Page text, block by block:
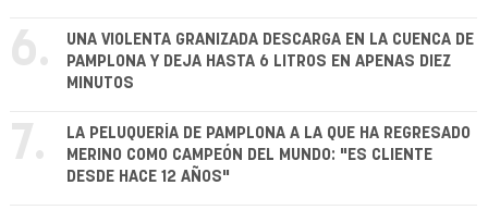
6.
UNA VIOLENTA GRANIZADA DESCARGA EN LA CUENCA DE
PAMPLONA Y DEJA HASTA 6 LITROS EN APENAS DIEZ
MINUTOS
7.
LA PELUQUERÍA DE PAMPLONA A LA QUE HA REGRESADO
MERINO COMO CAMPEÓN DEL MUNDO: "ES CLIENTE
DESDE HACE 12 AÑOS"